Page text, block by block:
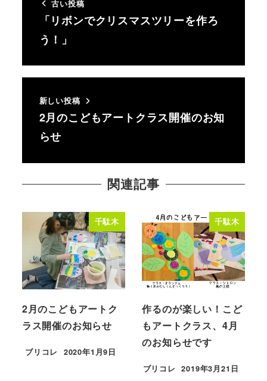
古い投稿
「リボンでクリスマスツリーを作ろ
う！」
新しい投稿
2月のこどもアートクラス開催のお知
らせ
関連記事
千駄木
2月のこどもアートク
ラス開催のお知らせ
ブリコレ
投稿日
2020年1月9日
千駄木
作るのが楽しい！こど
もアートクラス、4月
のお知らせです
ブリコレ
投稿日
2019年3月21日